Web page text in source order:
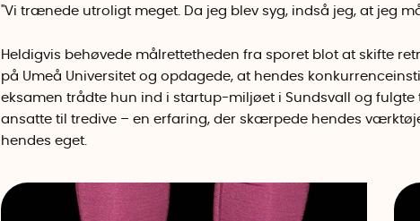
"Vi trænede utroligt meget. Da jeg blev syg, indså jeg, at jeg
Heldigvis behøvede målrettetheden fra sporet blot at skifte
på Umeå Universitet og opdagede, at hendes
eksamen trådte hun ind i startup-miljøet i Sundsvall og
ansatte til tredive – en erfaring, der skærpede hendes
hendes eget.